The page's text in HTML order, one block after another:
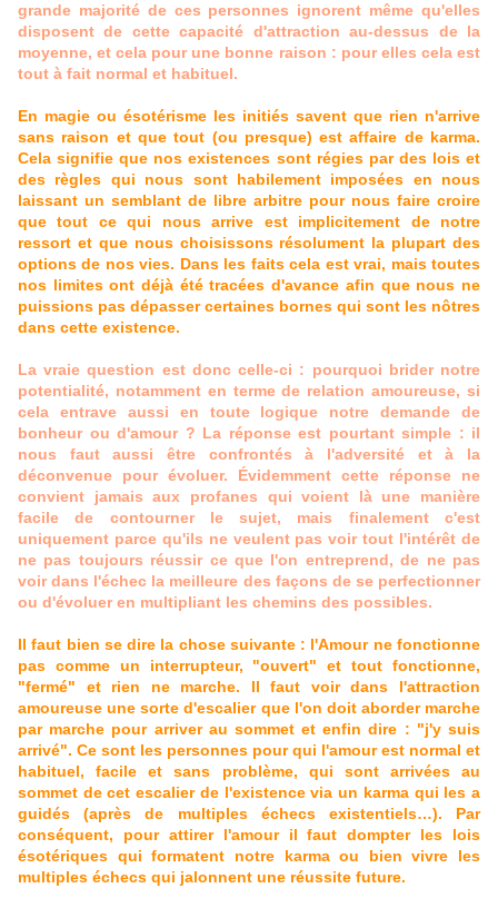
grande majorité de ces personnes ignorent même qu'elles
disposent de cette capacité d'attraction au-dessus de la
moyenne, et cela pour une bonne raison : pour elles cela est
tout à fait normal et habituel.
En magie ou ésotérisme les initiés savent que rien n'arrive
sans raison et que tout (ou presque) est affaire de karma.
Cela signifie que nos existences sont régies par des lois et
des règles qui nous sont habilement imposées en nous
laissant un semblant de libre arbitre pour nous faire croire
que tout ce qui nous arrive est implicitement de notre
ressort et que nous choisissons résolument la plupart des
options de nos vies. Dans les faits cela est vrai, mais toutes
nos limites ont déjà été tracées d'avance afin que nous ne
puissions pas dépasser certaines bornes qui sont les nôtres
dans cette existence.
La vraie question est donc celle-ci : pourquoi brider notre
potentialité, notamment en terme de relation amoureuse, si
cela entrave aussi en toute logique notre demande de
bonheur ou d'amour ? La réponse est pourtant simple : il
nous faut aussi être confrontés à l'adversité et à la
déconvenue pour évoluer. Évidemment cette réponse ne
convient jamais aux profanes qui voient là une manière
facile de contourner le sujet, mais finalement c'est
uniquement parce qu'ils ne veulent pas voir tout l'intérêt de
ne pas toujours réussir ce que l'on entreprend, de ne pas
voir dans l'échec la meilleure des façons de se perfectionner
ou d'évoluer en multipliant les chemins des possibles.
Il faut bien se dire la chose suivante : l'Amour ne fonctionne
pas comme un interrupteur, "ouvert" et tout fonctionne,
"fermé" et rien ne marche. Il faut voir dans l'attraction
amoureuse une sorte d'escalier que l'on doit aborder marche
par marche pour arriver au sommet et enfin dire : "j'y suis
arrivé". Ce sont les personnes pour qui l'amour est normal et
habituel, facile et sans problème, qui sont arrivées au
sommet de cet escalier de l'existence via un karma qui les a
guidés (après de multiples échecs existentiels…). Par
conséquent, pour attirer l'amour il faut dompter les lois
ésotériques qui formatent notre karma ou bien vivre les
multiples échecs qui jalonnent une réussite future.